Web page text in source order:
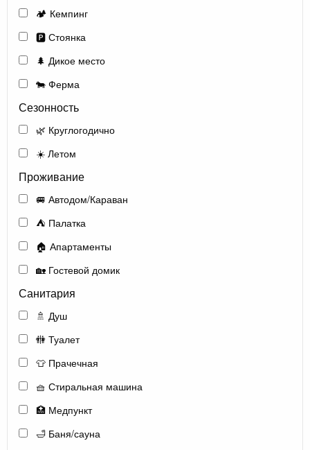
🏕️ Кемпинг
🅿️ Стоянка
🌲 Дикое место
🐄 Ферма
Сезонность
🌿 Круглогодично
☀️ Летом
Проживание
🚐 Автодом/Караван
⛺ Палатка
🏠 Апартаменты
🏡 Гостевой домик
Санитария
🚿 Душ
🚻 Туалет
👕 Прачечная
🧺 Стиральная машина
🏥 Медпункт
🛁 Баня/сауна